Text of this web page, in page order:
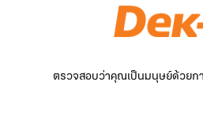
ตรวจสอบว่าคุณเป็นมนุษย์ด้วยกา